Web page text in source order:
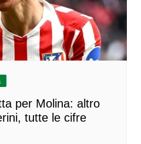
per Molina: altro
tutte le cifre